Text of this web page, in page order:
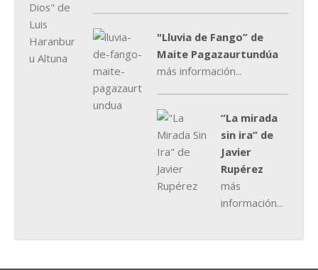
"Lluvia de Fango” de
Maite Pagazaurtundúa
más información...
“La mirada
sin ira” de
Javier
Rupérez
más
información...